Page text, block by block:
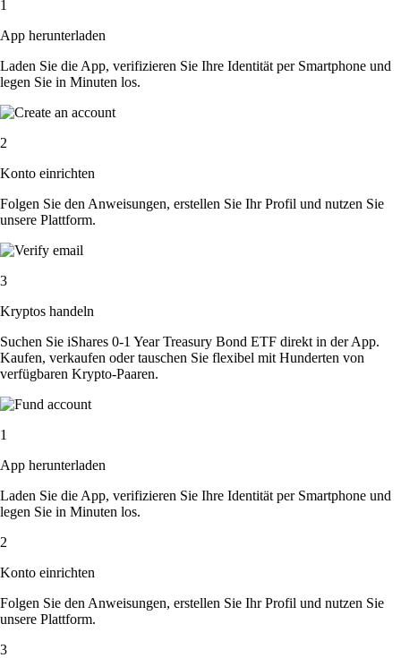
1
App herunterladen
Laden Sie die App, verifizieren Sie Ihre Identität per Smartphone und
legen Sie in Minuten los.
2
Konto einrichten
Folgen Sie den Anweisungen, erstellen Sie Ihr Profil und nutzen Sie
unsere Plattform.
3
Kryptos handeln
Suchen Sie iShares 0-1 Year Treasury Bond ETF direkt in der App.
Kaufen, verkaufen oder tauschen Sie flexibel mit Hunderten von
verfügbaren Krypto-Paaren.
1
App herunterladen
Laden Sie die App, verifizieren Sie Ihre Identität per Smartphone und
legen Sie in Minuten los.
2
Konto einrichten
Folgen Sie den Anweisungen, erstellen Sie Ihr Profil und nutzen Sie
unsere Plattform.
3